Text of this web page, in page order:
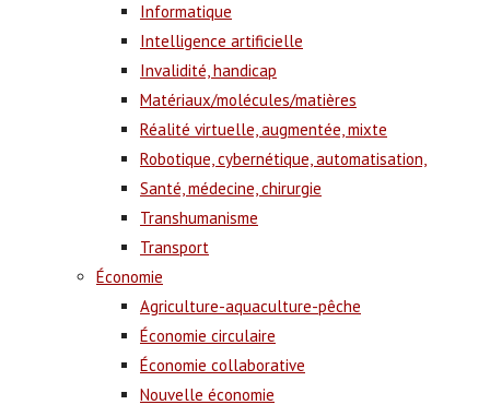
Informatique
Intelligence artificielle
Invalidité, handicap
Matériaux/molécules/matières
Réalité virtuelle, augmentée, mixte
Robotique, cybernétique, automatisation,
Santé, médecine, chirurgie
Transhumanisme
Transport
Économie
Agriculture-aquaculture-pêche
Économie circulaire
Économie collaborative
Nouvelle économie